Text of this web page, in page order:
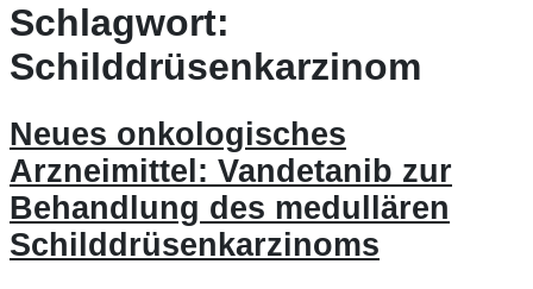
Schlagwort:
Schilddrüsenkarzinom
Neues onkologisches
Arzneimittel: Vandetanib zur
Behandlung des medullären
Schilddrüsenkarzinoms